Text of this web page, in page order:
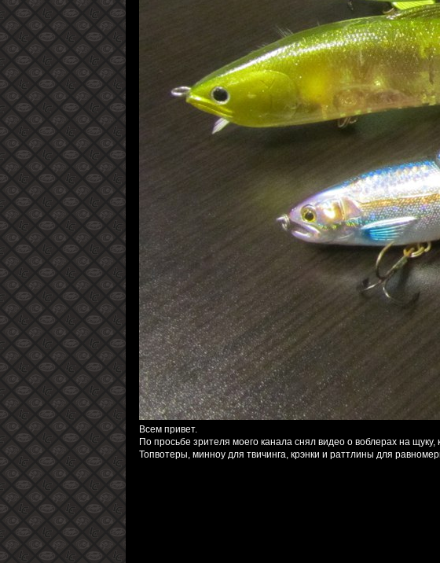
Всем привет.
По просьбе зрителя моего канала снял видео о воблерах на
Топвотеры, минноу для твичинга, крэнки и раттлины для